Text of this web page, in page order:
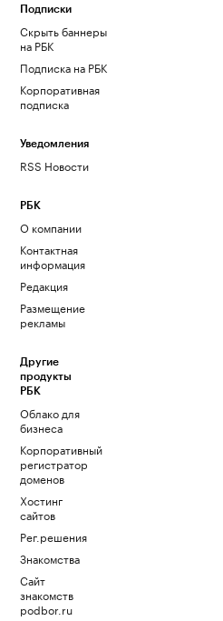
Подписки
Скрыть баннеры
на РБК
Подписка на РБК
Корпоративная
подписка
Уведомления
RSS Новости
РБК
О компании
Контактная
информация
Редакция
Размещение
рекламы
Другие
продукты
РБК
Облако для
бизнеса
Корпоративный
регистратор
доменов
Хостинг
сайтов
Рег.решения
Знакомства
Сайт
знакомств
podbor.ru